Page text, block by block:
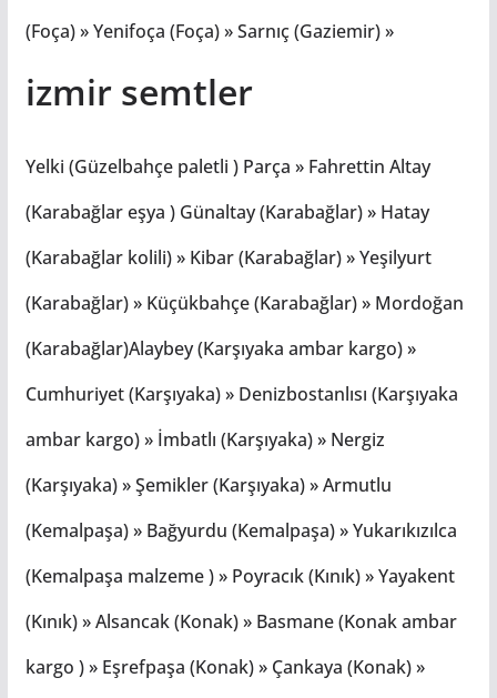
(Foça) » Yenifoça (Foça) » Sarnıç (Gaziemir) »
izmir semtler
Yelki (Güzelbahçe paletli ) Parça » Fahrettin Altay
(Karabağlar eşya ) Günaltay (Karabağlar) » Hatay
(Karabağlar kolili) » Kibar (Karabağlar) » Yeşilyurt
(Karabağlar) » Küçükbahçe (Karabağlar) » Mordoğan
(Karabağlar)Alaybey (Karşıyaka ambar kargo) »
Cumhuriyet (Karşıyaka) » Denizbostanlısı (Karşıyaka
ambar kargo) » İmbatlı (Karşıyaka) » Nergiz
(Karşıyaka) » Şemikler (Karşıyaka) » Armutlu
(Kemalpaşa) » Bağyurdu (Kemalpaşa) » Yukarıkızılca
(Kemalpaşa malzeme ) » Poyracık (Kınık) » Yayakent
(Kınık) » Alsancak (Konak) » Basmane (Konak ambar
kargo ) » Eşrefpaşa (Konak) » Çankaya (Konak) »